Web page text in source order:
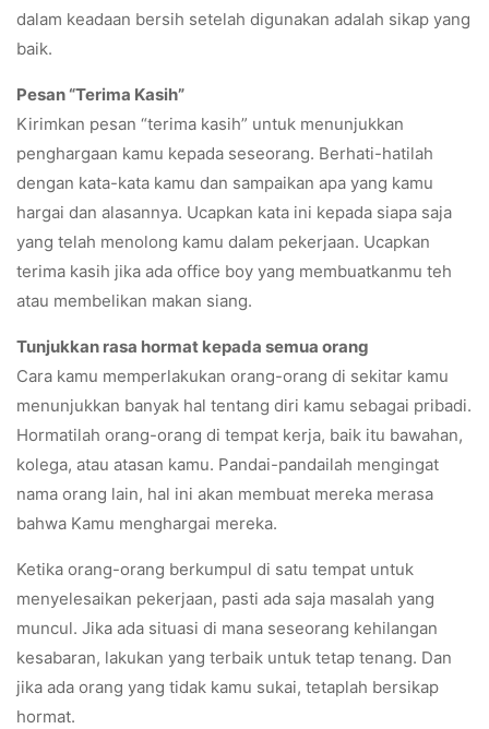
dalam keadaan bersih setelah digunakan adalah sikap yang
baik.
Pesan “Terima Kasih”
Kirimkan pesan “terima kasih” untuk menunjukkan
penghargaan kamu kepada seseorang. Berhati-hatilah
dengan kata-kata kamu dan sampaikan apa yang kamu
hargai dan alasannya. Ucapkan kata ini kepada siapa saja
yang telah menolong kamu dalam pekerjaan. Ucapkan
terima kasih jika ada office boy yang membuatkanmu teh
atau membelikan makan siang.
Tunjukkan rasa hormat kepada semua orang
Cara kamu memperlakukan orang-orang di sekitar kamu
menunjukkan banyak hal tentang diri kamu sebagai pribadi.
Hormatilah orang-orang di tempat kerja, baik itu bawahan,
kolega, atau atasan kamu. Pandai-pandailah mengingat
nama orang lain, hal ini akan membuat mereka merasa
bahwa Kamu menghargai mereka.
Ketika orang-orang berkumpul di satu tempat untuk
menyelesaikan pekerjaan, pasti ada saja masalah yang
muncul. Jika ada situasi di mana seseorang kehilangan
kesabaran, lakukan yang terbaik untuk tetap tenang. Dan
jika ada orang yang tidak kamu sukai, tetaplah bersikap
hormat.